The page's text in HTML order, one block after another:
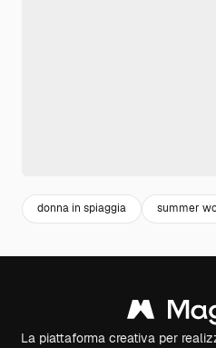
donna in spiaggia summer
La piattaforma creativa per